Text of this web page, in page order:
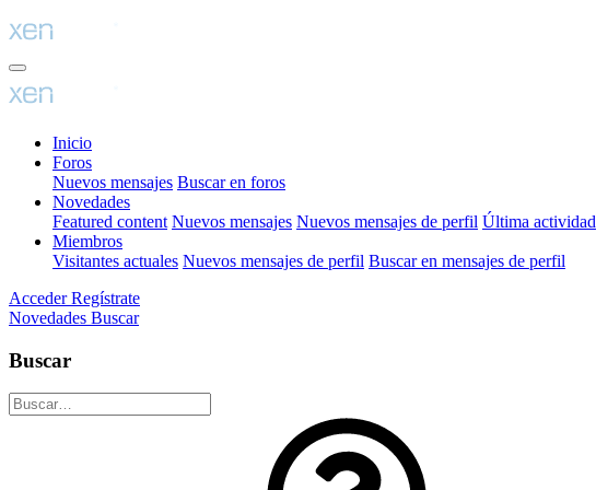
Inicio
Foros
Nuevos mensajes Buscar en foros
Novedades
Featured content Nuevos mensajes Nuevos mensajes de perfil Última actividad
Miembros
Visitantes actuales Nuevos mensajes de perfil Buscar en mensajes de perfil
Acceder Regístrate
Novedades Buscar
Buscar